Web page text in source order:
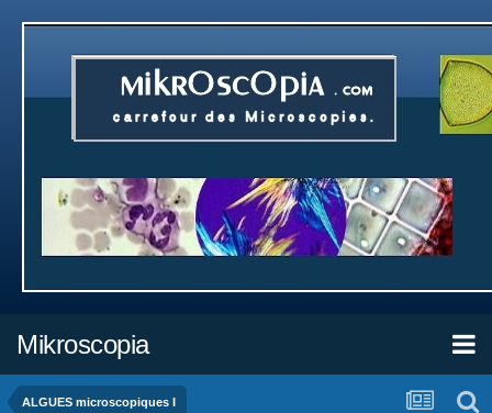
Mikroscopia
ALGUES microscopiques I